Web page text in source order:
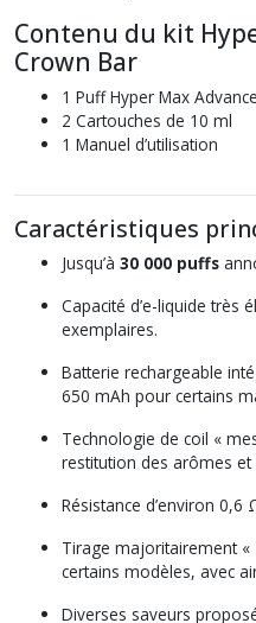
Contenu du kit
Crown Bar
1 Puff Hyper Max
2 Cartouches de 10 ml
1 Manuel d’utilisation
Caractéristiques
Jusqu’à 30 000 puffs
Capacité d’e-liquide très
exemplaires.
Batterie rechargeable
650 mAh pour certains
Technologie de coil «
restitution des arômes
Résistance d’environ
Tirage majoritairement «
certains modèles, avec
Diverses saveurs